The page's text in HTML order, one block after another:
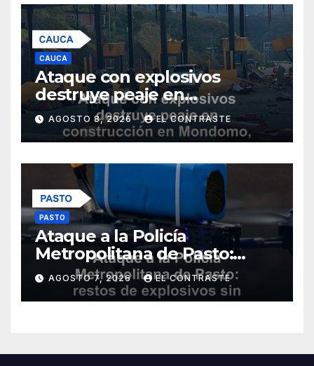
CAUCA
Ataque con explosivos
destruye peaje en
construcción en Mondomo,
Cauca
AGOSTO 8, 2026 EL CONTRASTE
PASTO
Ataque a la Policía
Metropolitana de Pasto:
restos de explosivos sin
heridos ni daños materiales
AGOSTO 7, 2026 EL CONTRASTE